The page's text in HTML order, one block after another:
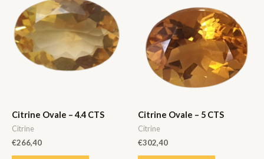
Citrine Ovale – 4.4 CTS
Citrine
€266,40
Citrine Ovale – 5 CTS
Citrine
€302,40